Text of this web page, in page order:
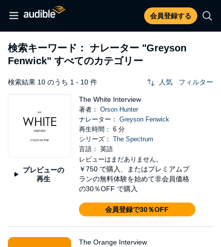
会員登録する
検索キーワード： ナレーター "Greyson
Fenwick" すべてのカテゴリー
検索結果 10 のうち 1 - 10 件 人気 フィルター
プレビューの
再生
The White Interview
著者： Orson Hunter
ナレーター： Greyson Fenwick
再生時間： 6 分
シリーズ： The Spectrum
言語： 英語
レビューはまだありません。
￥750 で購入、またはプレミアムプ
ランの無料体験を始めて非会員価格
の30％OFF で購入
会員登録で30％OFF
The Orange Interview